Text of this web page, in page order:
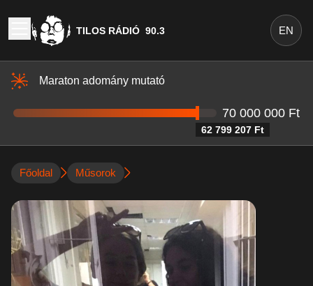
TILOS RÁDIÓ 90.3 EN
Maraton adomány mutató
62 799 207 Ft
70 000 000 Ft
Főoldal Műsorok